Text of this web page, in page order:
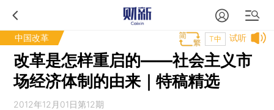
中国改革 试听
T中
改革是怎样重启的——社会主义市
场经济体制的由来｜特稿精选
2012年12月01日第12期